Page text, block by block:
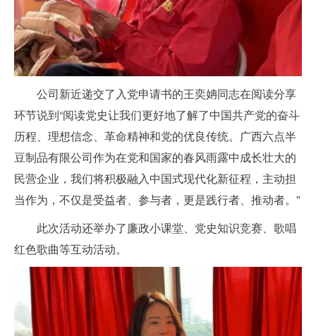
公司新近递交了入党申请书的王奕姌同志在阅读分享
环节说到“阅读党史让我们更好地了解了中国共产党的奋斗
历程、理想信念、革命精神和党的优良传统。广西六点半
豆制品有限公司作为在党和国家的春风雨露中成长壮大的
民营企业，我们将积极融入中国式现代化新征程，主动担
当作为，不仅是受益者、参与者，更是践行者、推动者。”
此次活动还举办了廉政小课堂、党史知识竞赛、歌唱
红色歌曲等互动活动。